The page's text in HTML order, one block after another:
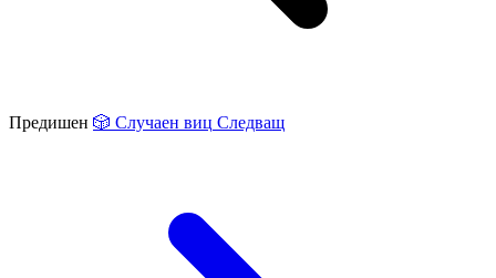
Предишен 🎲 Случаен виц Следващ